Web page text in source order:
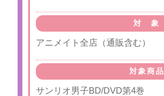
対 象
アニメイト全店（通販含む）
対象商品
サンリオ男子BD/DVD第4巻